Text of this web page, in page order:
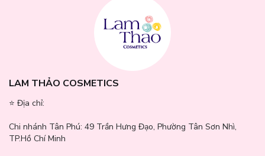
LAM THẢO COSMETICS
⭐️ Địa chỉ:
Chi nhánh Tân Phú: 49 Trần Hưng Đạo, Phường Tân Sơn Nhì,
TP.Hồ Chí Minh